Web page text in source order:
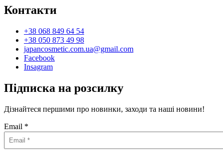
Контакти
+38 068 849 64 54
+38 050 873 49 98
japancosmetic.com.ua@gmail.com
Facebook
Insagram
Підписка на розсилку
Дізнайтеся першими про новинки, заходи та наші новини!
Email *